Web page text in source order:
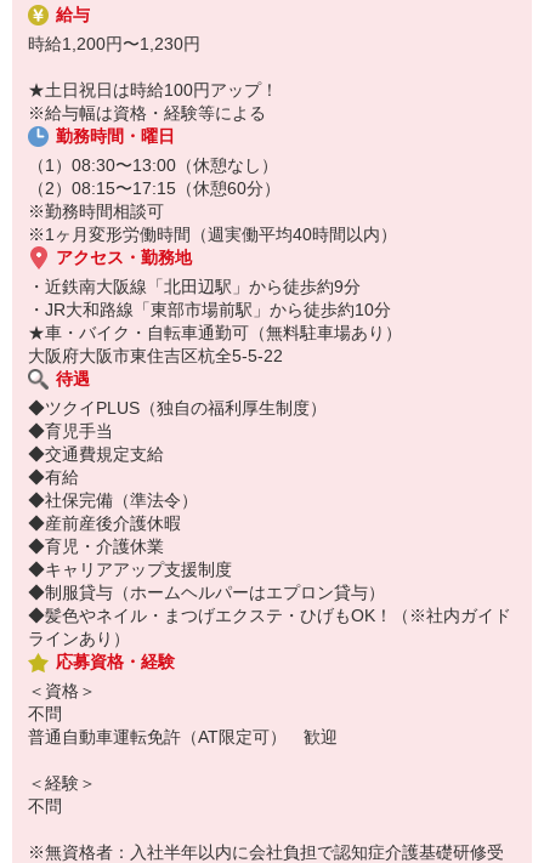
していきます。感謝の言葉を直接いただけたり、信頼関係を築いて
いくことができます。日勤のみで働け介護度も比較的高くないた
給与
時給1,200円〜1,230円
★土日祝日は時給100円アップ！
※給与幅は資格・経験等による
勤務時間・曜日
（1）08:30〜13:00（休憩なし）
（2）08:15〜17:15（休憩60分）
※勤務時間相談可
※1ヶ月変形労働時間（週実働平均40時間以内）
アクセス・勤務地
・近鉄南大阪線「北田辺駅」から徒歩約9分
・JR大和路線「東部市場前駅」から徒歩約10分
★車・バイク・自転車通勤可（無料駐車場あり）
大阪府大阪市東住吉区杭全5-5-22
待遇
◆ツクイPLUS（独自の福利厚生制度）
◆育児手当
◆交通費規定支給
◆有給
◆社保完備（準法令）
◆産前産後介護休暇
◆育児・介護休業
◆キャリアアップ支援制度
◆制服貸与（ホームヘルパーはエプロン貸与）
◆髪色やネイル・まつげエクステ・ひげもOK！（※社内ガイド
ラインあり）
応募資格・経験
＜資格＞
不問
普通自動車運転免許（AT限定可） 歓迎
＜経験＞
不問
※無資格者：入社半年以内に会社負担で認知症介護基礎研修受